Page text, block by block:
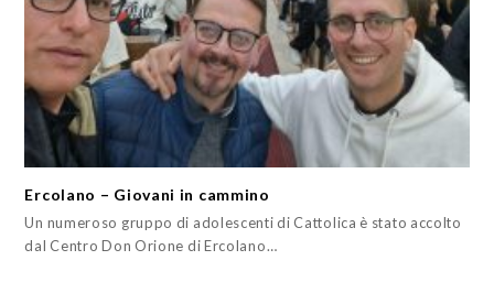
Ercolano – Giovani in cammino
Un numeroso gruppo di adolescenti di Cattolica è stato accolto
dal Centro Don Orione di Ercolano…